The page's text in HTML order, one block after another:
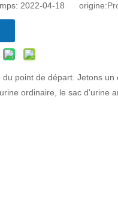
2022-04-18 origine:
point de départ. Jetons
ordinaire, le sac d'urine